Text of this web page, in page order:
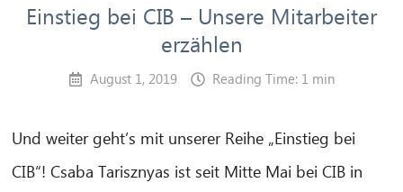
Einstieg bei CIB – Unsere Mitarbeiter
erzählen
August 1, 2019 Reading Time: 1 min
Und weiter geht’s mit unserer Reihe „Einstieg bei
CIB“! Csaba Tarisznyas ist seit Mitte Mai bei CIB in